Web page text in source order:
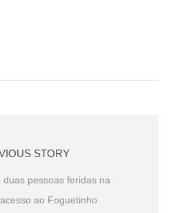
STORY
duas pessoas feridas na
ao Foguetinho